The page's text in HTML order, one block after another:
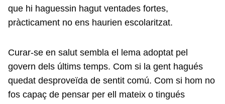
que hi haguessin hagut ventades fortes,
pràcticament no ens haurien escolaritzat.
Curar-se en salut sembla el lema adoptat pel
govern dels últims temps. Com si la gent hagués
quedat desproveïda de sentit comú. Com si hom no
fos capaç de pensar per ell mateix o tingués